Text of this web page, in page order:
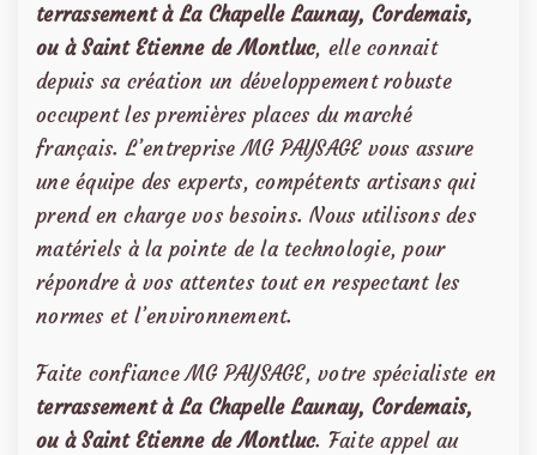
terrassement à La Chapelle Launay, Cordemais,
ou à Saint Etienne de Montluc, elle connait
depuis sa création un développement robuste
occupent les premières places du marché
français. L’entreprise MG PAYSAGE vous assure
une équipe des experts, compétents artisans qui
prend en charge vos besoins. Nous utilisons des
matériels à la pointe de la technologie, pour
répondre à vos attentes tout en respectant les
normes et l’environnement.
Faite confiance MG PAYSAGE, votre spécialiste en
terrassementà La Chapelle Launay, Cordemais,
ou à Saint Etienne de Montluc. Faite appel au